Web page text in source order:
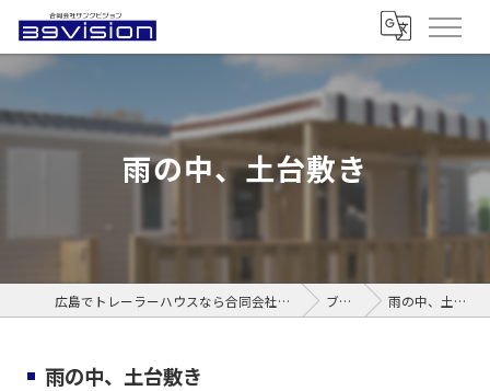
雨の中、土台敷き
広島でトレーラーハウスなら合同会社サンクビジョン ブログ 雨の中、土台敷き
雨の中、土台敷き